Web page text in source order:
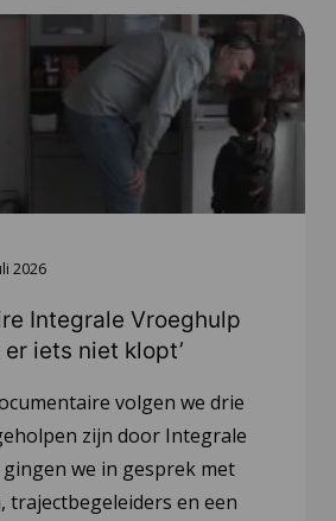
2026
Integrale Vroeghulp
er iets niet klopt’
volgen we drie
zijn door Integrale
we in gesprek met
trajectbegeleiders en een